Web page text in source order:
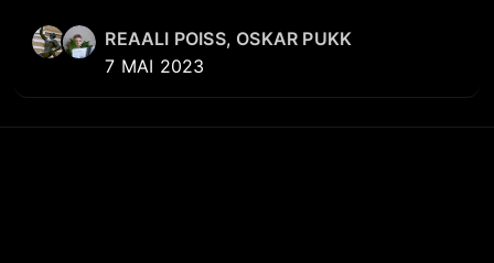
REAALI POISS, OSKAR PUKK
7 MAI 2023